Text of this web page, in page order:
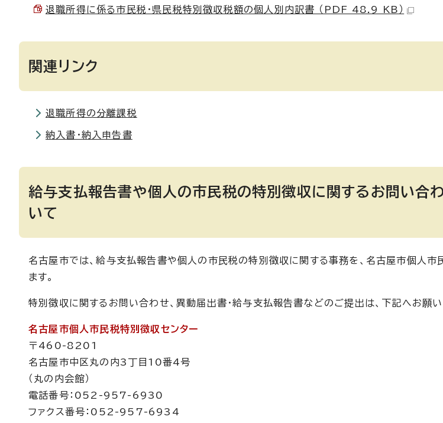
退職所得に係る市民税・県民税特別徴収税額の個人別内訳書 （PDF 48.9 KB）
関連リンク
退職所得の分離課税
納入書・納入申告書
給与支払報告書や個人の市民税の特別徴収に関するお問い合
いて
名古屋市では、給与支払報告書や個人の市民税の特別徴収に関する事務を、名古屋市個人市
ます。
特別徴収に関するお問い合わせ、異動届出書・給与支払報告書などのご提出は、下記へお願い
名古屋市個人市民税特別徴収センター
〒460-8201
名古屋市中区丸の内3丁目10番4号
（丸の内会館）
電話番号：052-957-6930
ファクス番号：052-957-6934